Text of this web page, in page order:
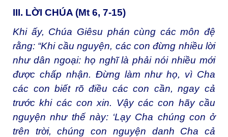
III. LỜI CHÚA (Mt 6, 7-15)
Khi ấy, Chúa Giêsu phán cùng các môn đệ
rằng: “Khi cầu nguyện, các con đừng nhiều lời
như dân ngoại: họ nghĩ là phải nói nhiều mới
được chấp nhận. Đừng làm như họ, vì Cha
các con biết rõ điều các con cần, ngay cả
trước khi các con xin. Vậy các con hãy cầu
nguyện như thế này: ‘Lạy Cha chúng con ở
trên trời, chúng con nguyện danh Cha cả